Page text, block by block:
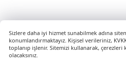
Sizlere daha iyi hizmet sunabilmek adına
konumlandırmaktayız. Kişisel verileriniz,
toplanıp işlenir. Sitemizi kullanarak, çerezleri
olacaksınız.
Whatsapp
×